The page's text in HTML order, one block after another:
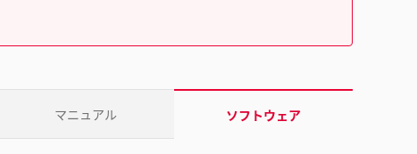
マニュアル ソフトウェア